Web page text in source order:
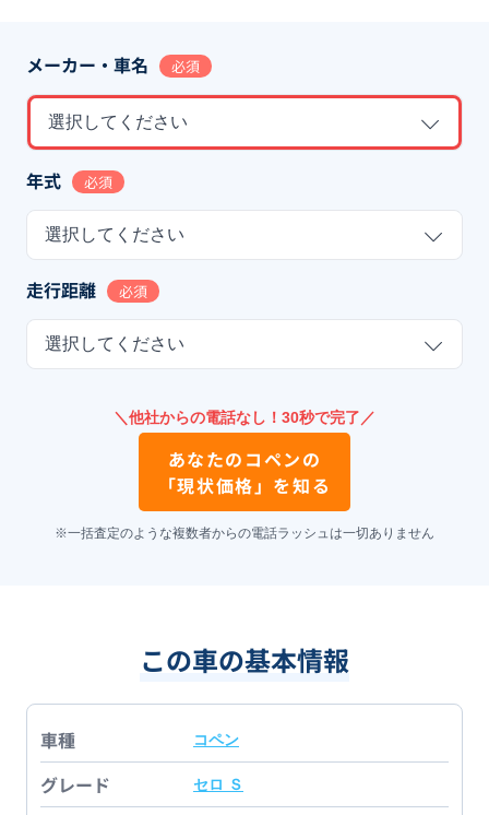
メーカー・車名 必須
選択してください
年式 必須
選択してください
走行距離 必須
選択してください
＼他社からの電話なし！30秒で完了／
あなたの コペンの
「現状価格」を知る
※一括査定のような複数者からの電話ラッシュは一切ありません
この車の基本情報
車種 コペン
グレード セロ Ｓ